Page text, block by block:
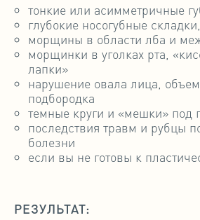
тонкие или асимметричные
глубокие носогубные
морщины в области лба и
морщинки в уголках рта,
лапки»
нарушение овала лица,
подбородка
темные круги и «мешки» под
последствия травм и рубцы
болезни
если вы не готовы к
РЕЗУЛЬТАТ: